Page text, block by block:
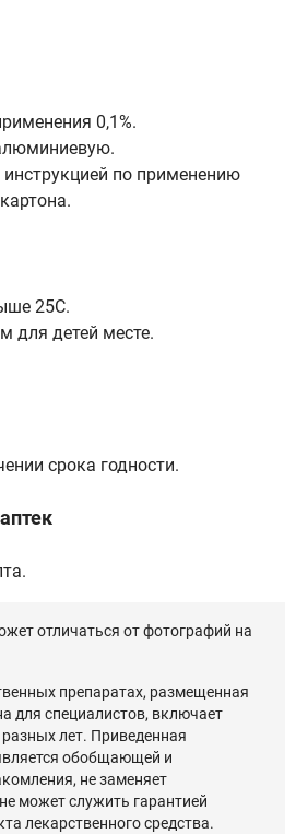
0,1%.
по применению
25С.
для детей месте.
срока годности.
отличаться от фотографий на
препаратах, размещенная
для специалистов, включает
лет. Приведенная
обобщающей и
не заменяет
может служить гарантией
лекарственного средства.